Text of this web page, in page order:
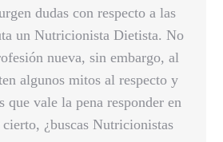
dudas con respecto a las
un Nutricionista Dietista. No
nueva, sin embargo, al
algunos mitos al respecto y
que vale la pena responder en
¿buscas Nutricionistas